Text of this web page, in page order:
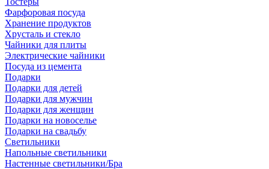
Фарфоровая посуда
Хранение продуктов
Хрусталь и стекло
Чайники для плиты
Электрические чайники
Посуда из цемента
Подарки
Подарки для детей
Подарки для мужчин
Подарки для женщин
Подарки на новоселье
Подарки на свадьбу
Светильники
Напольные светильники
Настенные светильники/Бра